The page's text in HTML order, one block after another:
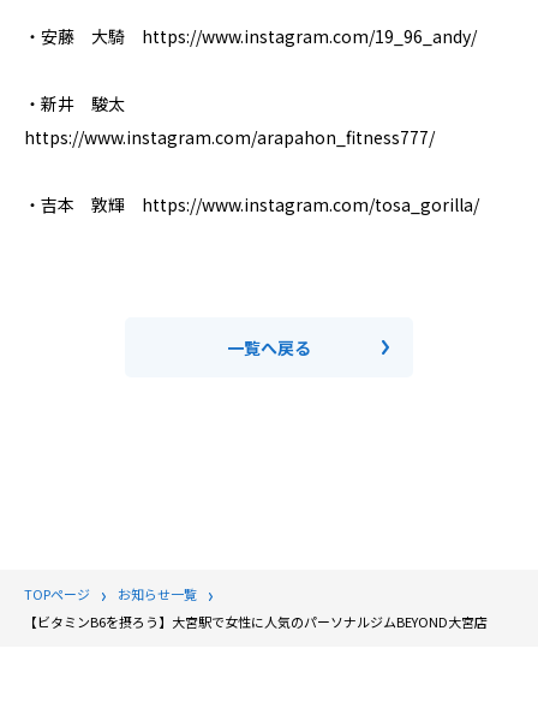
・安藤 大騎 https://www.instagram.com/19_96_andy/
・新井 駿太
https://www.instagram.com/arapahon_fitness777/
・吉本 敦輝 https://www.instagram.com/tosa_gorilla/
一覧へ戻る
TOPページ
お知らせ一覧
【ビタミンB6を摂ろう】大宮駅で女性に人気のパーソナルジムBEYOND大宮店